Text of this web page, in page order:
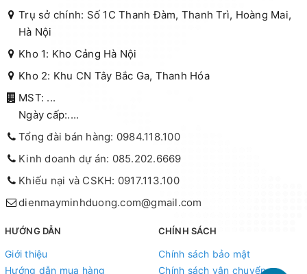
Trụ sở chính: Số 1C Thanh Đàm, Thanh Trì, Hoàng Mai,
Hà Nội
Kho 1: Kho Cảng Hà Nội
Kho 2: Khu CN Tây Bắc Ga, Thanh Hóa
MST: ...
Ngày cấp:....
Tổng đài bán hàng: 0984.118.100
Kinh doanh dự án: 085.202.6669
Khiếu nại và CSKH: 0917.113.100
dienmayminhduong.com@gmail.com
HƯỚNG DẪN
Giới thiệu
Hướng dẫn mua hàng
CHÍNH SÁCH
Chính sách bảo mật
Chính sách vận chuyển